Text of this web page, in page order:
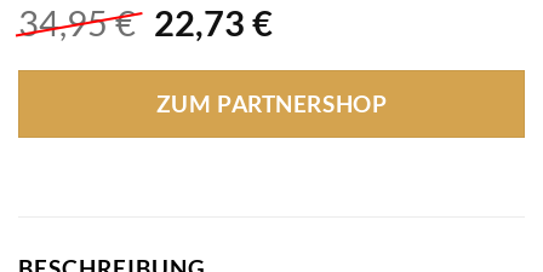
34,95€ Ursprünglicher
war:
34,95 €
22,73 €Aktueller
ist:
22,73 €.
ZUM PARTNERSHOP